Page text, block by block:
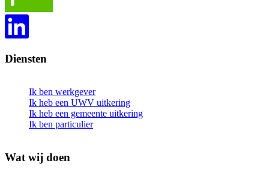
Diensten
Ik ben werkgever
Ik heb een UWV uitkering
Ik heb een gemeente uitkering
Ik ben particulier
Wat wij doen